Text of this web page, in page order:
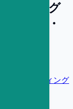
ティング
・転職・
社
コンサルティング